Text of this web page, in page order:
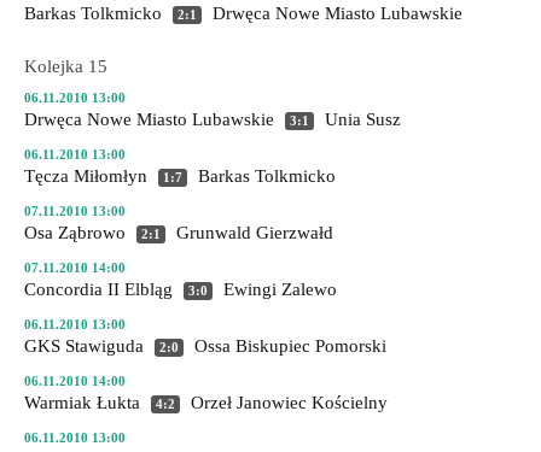
Barkas Tolkmicko 2:1 Drwęca Nowe Miasto Lubawskie
Kolejka 15
06.11.2010 13:00
Drwęca Nowe Miasto Lubawskie 3:1 Unia Susz
06.11.2010 13:00
Tęcza Miłomłyn 1:7 Barkas Tolkmicko
07.11.2010 13:00
Osa Ząbrowo 2:1 Grunwald Gierzwałd
07.11.2010 14:00
Concordia II Elbląg 3:0 Ewingi Zalewo
06.11.2010 13:00
GKS Stawiguda 2:0 Ossa Biskupiec Pomorski
06.11.2010 14:00
Warmiak Łukta 4:2 Orzeł Janowiec Kościelny
06.11.2010 13:00